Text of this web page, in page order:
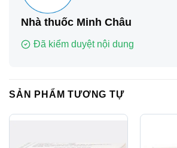
Nhà thuốc Minh Châu
Đã kiểm duyệt nội dung
SẢN PHẨM TƯƠNG TỰ